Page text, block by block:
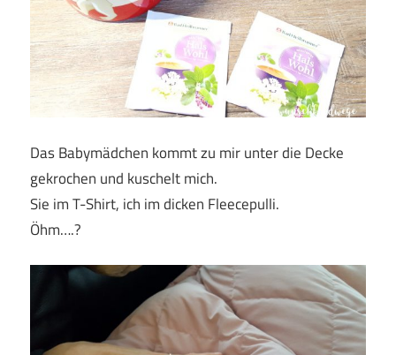
Das Babymädchen kommt zu mir unter die Decke
gekrochen und kuschelt mich.
Sie im T-Shirt, ich im dicken Fleecepulli.
Öhm….?